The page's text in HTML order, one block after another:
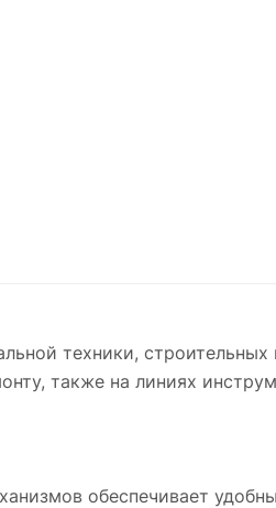
техники,
также на линиях
обеспечивает